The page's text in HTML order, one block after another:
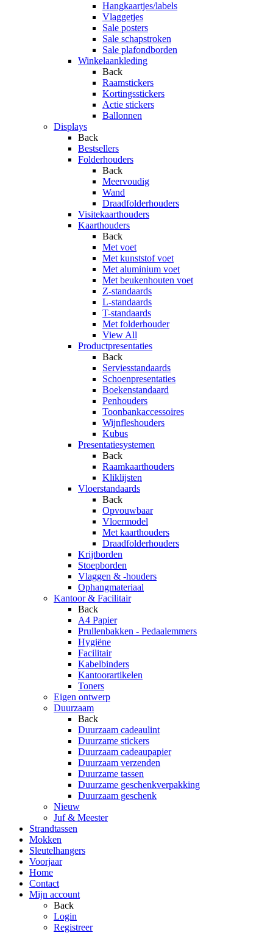
Hangkaartjes/labels
Vlaggetjes
Sale posters
Sale schapstroken
Sale plafondborden
Winkelaankleding
Back
Raamstickers
Kortingsstickers
Actie stickers
Ballonnen
Displays
Back
Bestsellers
Folderhouders
Back
Meervoudig
Wand
Draadfolderhouders
Visitekaarthouders
Kaarthouders
Back
Met voet
Met kunststof voet
Met aluminium voet
Met beukenhouten voet
Z-standaards
L-standaards
T-standaards
Met folderhouder
View All
Productpresentaties
Back
Serviesstandaards
Schoenpresentaties
Boekenstandaard
Penhouders
Toonbankaccessoires
Wijnfleshouders
Kubus
Presentatiesystemen
Back
Raamkaarthouders
Kliklijsten
Vloerstandaards
Back
Opvouwbaar
Vloermodel
Met kaarthouders
Draadfolderhouders
Krijtborden
Stoepborden
Vlaggen & -houders
Ophangmateriaal
Kantoor & Facilitair
Back
A4 Papier
Prullenbakken - Pedaalemmers
Hygiëne
Facilitair
Kabelbinders
Kantoorartikelen
Toners
Eigen ontwerp
Duurzaam
Back
Duurzaam cadeaulint
Duurzame stickers
Duurzaam cadeaupapier
Duurzaam verzenden
Duurzame tassen
Duurzame geschenkverpakking
Duurzaam geschenk
Nieuw
Juf & Meester
Strandtassen
Mokken
Sleutelhangers
Voorjaar
Home
Contact
Mijn account
Back
Login
Registreer